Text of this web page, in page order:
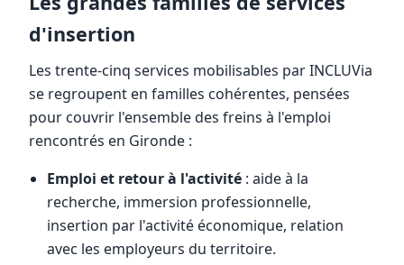
d'insertion
Les trente-cinq services mobilisables par INCLUVia
se regroupent en familles cohérentes, pensées
pour couvrir l'ensemble des freins à l'emploi
rencontrés en Gironde :
Emploi et retour à l'activité : aide à la
recherche, immersion professionnelle,
insertion par l'activité économique, relation
avec les employeurs du territoire.